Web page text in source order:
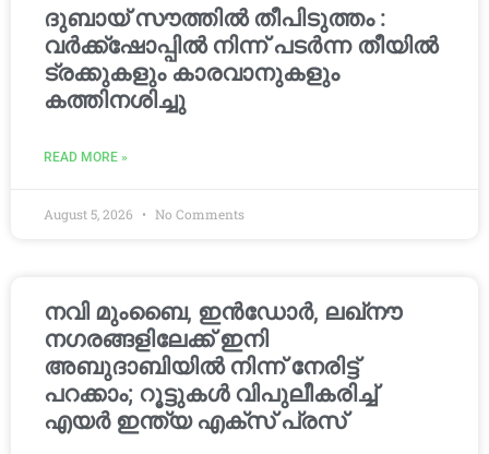
ദുബായ് സൗത്തിൽ തീപിടുത്തം :
വർക്ക്‌ഷോപ്പിൽ നിന്ന് പടർന്ന തീയിൽ
ട്രക്കുകളും കാരവാനുകളും
കത്തിനശിച്ചു
READ MORE »
August 5, 2026 No Comments
നവി മുംബൈ, ഇൻഡോർ, ലഖ്നൗ
നഗരങ്ങളിലേക്ക് ഇനി
അബുദാബിയിൽ നിന്ന് നേരിട്ട്
പറക്കാം; റൂട്ടുകൾ വിപുലീകരിച്ച്
എയർ ഇന്ത്യ എക്സ് പ്രസ്